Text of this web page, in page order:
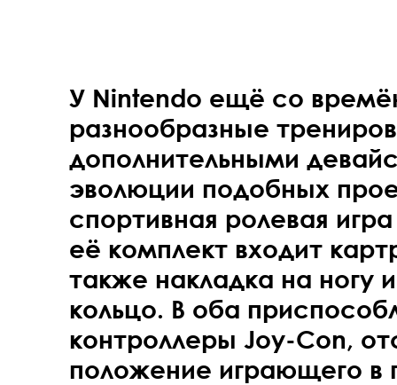
У Nintendo ещё со
разнообразные
дополнительными
эволюции подобных
спортивная ролевая
её комплект входит
также накладка на ногу
кольцо. В оба
контроллеры Joy-Con,
положение играющего в